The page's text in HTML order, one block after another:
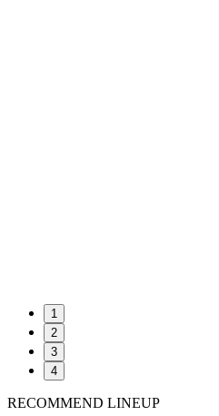
1
2
3
4
RECOMMEND LINEUP